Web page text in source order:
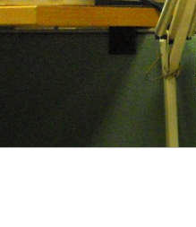
Zum
Inhalt